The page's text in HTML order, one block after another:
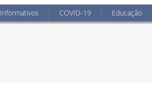
Informativos COVID-19 Educação